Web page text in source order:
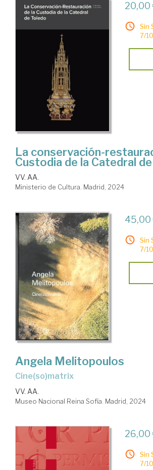
20,00
Sin
7/
La conservación-
Custodia de la Catedral
VV. AA.
Ministerio de Cultura. Madrid, 2024
45,00
Sin
7/
Angela Melitopoulos
Cine(so)matrix
VV. AA.
Museo Nacional Reina Sofía. Madrid, 2024
26,00
Sin
7/